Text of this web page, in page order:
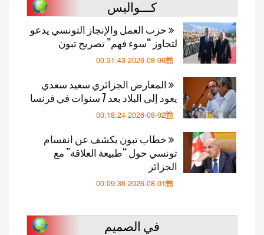
كـــواليس
حزب العمل والإنجاز التونسي يدعو
لتجاوز “سوء فهم” تصريح تبون
2026-08-06 00:31:43
المعارض الجزائري سعيد سعدي
يعود إلى البلاد بعد 7 سنوات في فرنسا
2026-08-02 00:18:24
خطاب تبون يكشف عن انقسام
تونسي حول “طبيعة العلاقة” مع
الجزائر
2026-08-01 00:09:36
في الصميم